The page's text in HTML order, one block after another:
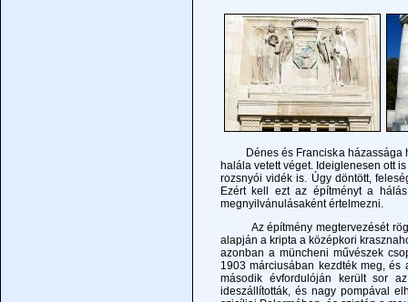
Dénes és Franciska házassága
halála vetett véget. Ideiglenesen ott
rozsnyói vidék is. Úgy döntött,
Ezért kell ezt az építményt a
megnyilvánulásaként értelmezni.
Az építmény megtervezését
alapján a kripta a középkori
azonban a müncheni művészek
1903 márciusában kezdték meg,
második évfordulóján került sor
ideszállították, és nagy pompával